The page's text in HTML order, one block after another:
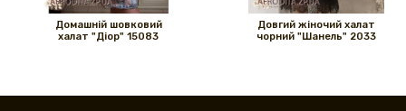
Домашній шовковий
халат "Діор" 15083
Довгий жіночий халат
чорний "Шанель" 2033